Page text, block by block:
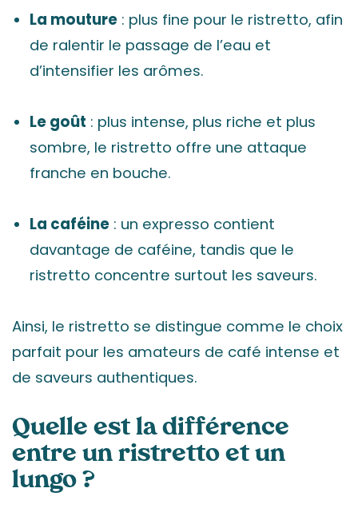
La mouture : plus fine pour le ristretto, afin
de ralentir le passage de l’eau et
d’intensifier les arômes.
Le goût : plus intense, plus riche et plus
sombre, le ristretto offre une attaque
franche en bouche.
La caféine : un expresso contient
davantage de caféine, tandis que le
ristretto concentre surtout les saveurs.
Ainsi, le ristretto se distingue comme le choix
parfait pour les amateurs de café intense et
de saveurs authentiques.
Quelle est la différence
entre un ristretto et un
lungo ?